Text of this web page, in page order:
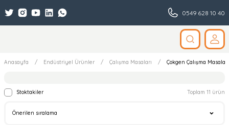
0549 628 10 40
Anasayfa Endüstriyel Ürünler Çalışma Masaları Çokgen Çalışma Masaları
Stoktakiler Toplam 11 ürün